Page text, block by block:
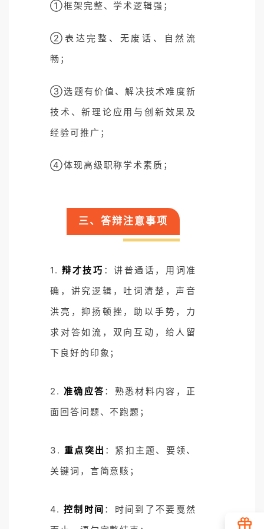
①框架完整、学术逻辑强；
②表达完整、无废话、自然流
畅；
③选题有价值、解决技术难度新
技术、新理论应用与创新效果及
经验可推广；
④体现高级职称学术素质；
三、答辩注意事项
1.辩才技巧 ：讲普通话，用词准
确，讲究逻辑，吐词清楚，声音
洪亮，抑扬顿挫，助以手势，力
求对答如流，双向互动，给人留
下良好的印象；
2.准确应答：熟悉材料内容，正
面回答问题、不跑题；
3.重点突出 ：紧扣主题、要领、
关键词，言简意赅；
4.控制时间 ：时间到了不要戛然